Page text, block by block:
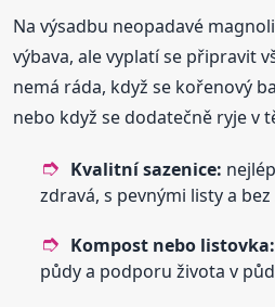
Na výsadbu neopadavé
výbava, ale vyplatí se připravit
nemá ráda, když se kořenový
nebo když se dodatečně ryje v
Kvalitní sazenice:
zdravá, s pevnými listy a
Kompost nebo listovka:
půdy a podporu života v